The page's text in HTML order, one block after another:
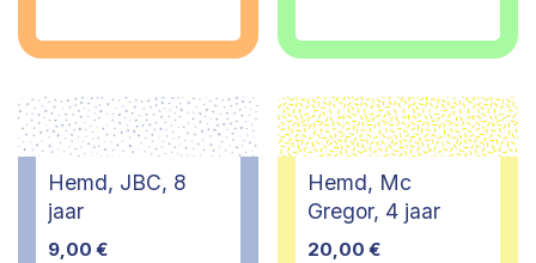
Hemd, JBC, 8
jaar
9,00 €
Hemd, Mc
Gregor, 4 jaar
20,00 €